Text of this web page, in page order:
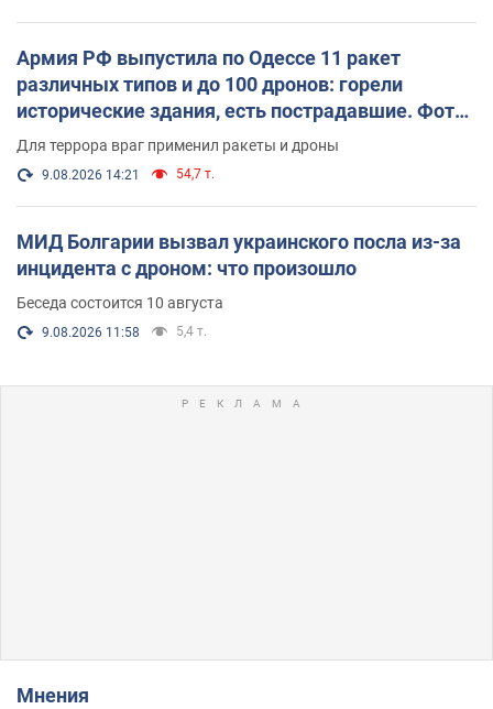
Армия РФ выпустила по Одессе 11 ракет
различных типов и до 100 дронов: горели
исторические здания, есть пострадавшие. Фото
и видео
Для террора враг применил ракеты и дроны
9.08.2026 14:21 54,7 т.
МИД Болгарии вызвал украинского посла из-за
инцидента с дроном: что произошло
Беседа состоится 10 августа
9.08.2026 11:58 5,4 т.
Мнения